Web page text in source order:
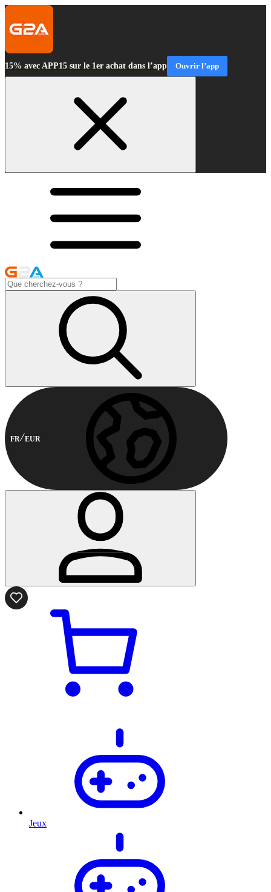
15% avec APP15 sur le 1er achat dans l’app Ouvrir l’app
FR EUR
Jeux